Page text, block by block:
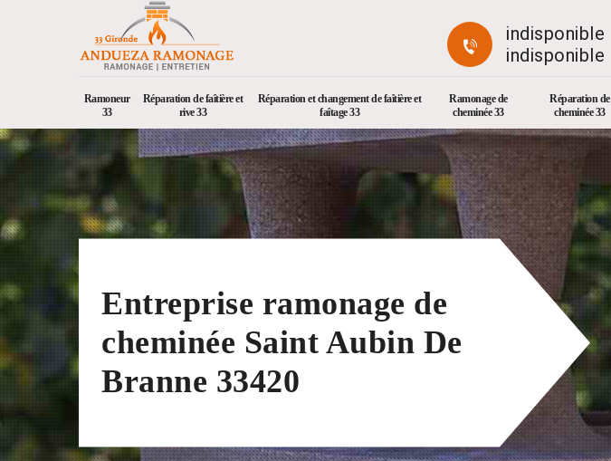
indisponible
indisponible
Ramoneur
33
Réparation de faîtière et
rive 33
Réparation et changement de faîtière et
faîtage 33
Ramonage de
cheminée 33
Réparation de
cheminée 33
Entreprise ramonage de
cheminée Saint Aubin De
Branne 33420